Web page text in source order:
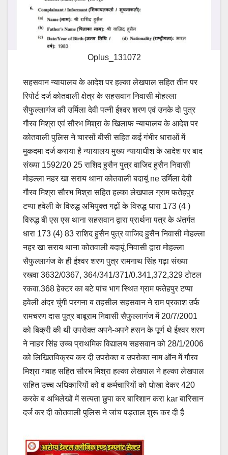
Oplus_131072
सहसवान न्यायालय के आदेश पर हल्का लेखपाल सहित तीन पर
रिपोर्ट दर्ज कोतवाली क्षेत्र के सहसवान निवासी मोहल्ला
सैफुल्लागंज की उर्मिला देवी पत्नी ईश्वर शरण एवं उनके दो पुत्र
गौरव मिश्रा एवं सौरभ मिश्रा के खिलाफ न्यायालय के आदेश पर
कोतवाली पुलिस ने चारसों बीसी सहित कई गंभीर धाराओं में
मुकदमा दर्ज कराया है न्यायालय मुख्य न्यायाधीश के आदेश पर बाद
संख्या 1592/20 25 राशिद हुसैन पुत्र वाजिद हुसैन निवासी
मोहल्ला नहर खा सराय थाना कोतवाली बदायूं ne उर्मिला देवी
गौरव मिश्रा सौरभ मिश्रा सहित हल्का लेखपाल ग्राम फतेहपुर
टप्पा हवेली के विरुद्ध अभियुक्त गढ़ों के विरुद्ध धारा 173 (4 )
विरुद्ध बी एस एस थाना सहसवान द्वारा प्रार्थना पत्र के अंतर्गत
धारा 173 (4) 83 राशिद हुसैन पुत्र वाजिद हुसैन निवासी मोहल्ला
नहर खा सराय थाना कोतवाली बदायूं निवासी द्वारा मोहल्ला
सैफुल्लागंज के ही ईश्वर शरण पुत्र रामनाथ सिंह गढ़ा संख्या
रखवा 3632/0367, 364/341/371/0.341,372,329 टोटल
रकवा.368 हेक्टर का बटे पांच भाग स्थित ग्राम फतेहपुर टप्पा
हवेली अंदर चुंगी परगना ब तहसील सहसवान ने राम प्रकाश उर्फ
रामचरण दास पुत्र बाबूराम निवासी सैफुल्लागंज में 20/7/2001
को बिक्री की थी उपरोक्त अपने-अपने हसन के पूर्ण थे ईश्वर शरण
ने नाहर सिंह उच्च प्राथमिक विद्यालय सहसवान को 28/1/2006
को लिखितविक्रय कर दी उपरोक्त ब उपरोक्त नाम ऑन में गौरव
मिश्रा गवाह सहित सौरभ मिश्रा हल्का लेखपाल ने हल्का लेखपाल
सहित उच्च अधिकारियों को व कर्मचारियों को धोखा देकर 420
करके ब अभिलेखों में सत्यता छुपा कर बारिशान करा kar बारिसान
दर्ज कर दी कोतवाली पुलिस ने जांच पड़ताल शुरू कर दी है